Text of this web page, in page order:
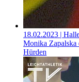
18.02.2023 |
Monika Zapalska
Hürden